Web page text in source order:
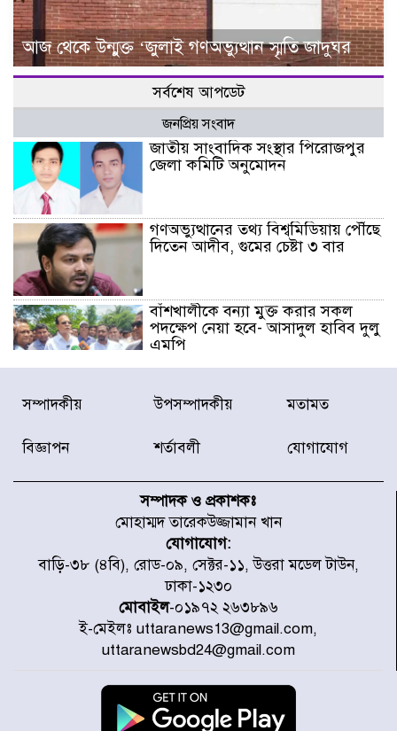
আজ থেকে উন্মুক্ত ‘জুলাই গণঅভ্যুত্থান স্মৃতি জাদুঘর
সর্বশেষ আপডেট
জনপ্রিয় সংবাদ
জাতীয় সাংবাদিক সংস্থার পিরোজপুর
জেলা কমিটি অনুমোদন
গণঅভ্যুত্থানের তথ্য বিশ্বমিডিয়ায় পৌঁছে
দিতেন আদীব, গুমের চেষ্টা ৩ বার
বাঁশখালীকে বন্যা মুক্ত করার সকল
পদক্ষেপ নেয়া হবে- আসাদুল হাবিব দুলু
এমপি
বিদ্যুৎ-জ্বালানি খাতে অস্থিরতা তৈরির
চেষ্টা করছে একটি চক্র : প্রধানমন্ত্রী
৫ আহত, চীনে বন্দর বন্ধ
চিকিৎসা খাতে জিডিপির ৫ শতাংশ
বরাদ্দের ঘোষণা স্থানীয় সরকার মন্ত্রীর
জুলাই জাদুঘর ঘুরে দেখলেন এনসিপি
নেতারা
যুক্তরাষ্ট্রে দাবানল নেভাতে গিয়ে
সম্পাদকীয় উপসম্পাদকীয় মতামত
বিজ্ঞাপন শর্তাবলী যোগাযোগ
সম্পাদক ও প্রকাশকঃ
মোহাম্মদ তারেকউজ্জামান খান
যোগাযোগ:
বাড়ি-৩৮ (৪বি), রোড-০৯, সেক্টর-১১, উত্তরা মডেল টাউন,
ঢাকা-১২৩০
মোবাইল-০১৯৭২ ২৬৩৮৯৬
ই-মেইলঃ uttaranews13@gmail.com,
uttaranewsbd24@gmail.com